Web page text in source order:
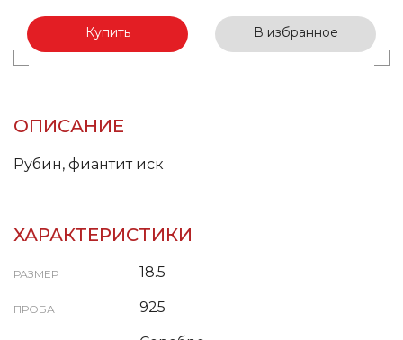
Купить В избранное
ОПИСАНИЕ
Рубин, фиантит иск
ХАРАКТЕРИСТИКИ
РАЗМЕР 18.5
ПРОБА 925